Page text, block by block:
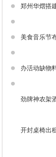
郑州华熠搭
美食音乐节
办活动缺物
开封桌椅出